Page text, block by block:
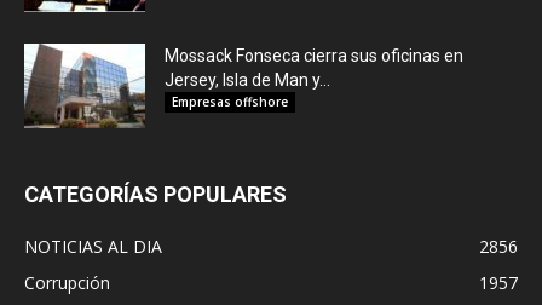
Mossack Fonseca cierra sus oficinas en
Jersey, Isla de Man y...
Empresas offshore
CATEGORÍAS POPULARES
NOTICIAS AL DIA
2856
Corrupción
1957